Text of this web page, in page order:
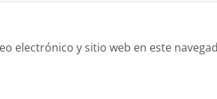
electrónico y sitio web en este